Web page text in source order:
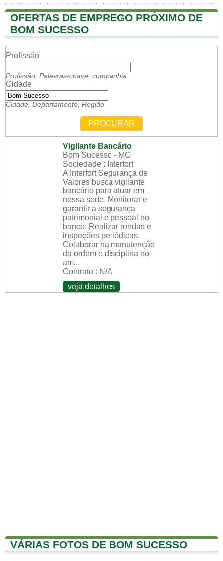
OFERTAS DE EMPREGO PRÓXIMO DE
BOM SUCESSO
Profissão
Profissão, Palavras-chave, companhia
Cidade
Cidade, Departamento, Região
PROCURAR
Vigilante Bancário
Bom Sucesso - MG
Sociedade : Interfort
A Interfort Segurança de
Valores busca vigilante
bancário para atuar em
nossa sede. Monitorar e
garantir a segurança
patrimonial e pessoal no
banco. Realizar rondas e
inspeções periódicas.
Colaborar na manutenção
da ordem e disciplina no
am...
Contrato : N/A
veja detalhes
VÁRIAS FOTOS DE BOM SUCESSO